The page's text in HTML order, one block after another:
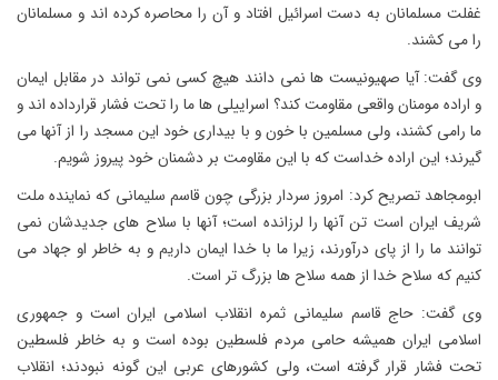
غفلت مسلمانان به دست اسرائیل افتاد و آن را محاصره کرده اند و مسلمانان
را می کشند.
وی گفت: آیا صهیونیست ها نمی دانند هیچ کسی نمی تواند در مقابل ایمان
و اراده مومنان واقعی مقاومت کند؟ اسراییلی ها ما را تحت فشار قرارداده اند و
ما رامی کشند، ولی مسلمین با خون و با بیداری خود این مسجد را از آنها می
گیرند؛ این اراده خداست که با این مقاومت بر دشمنان خود پیروز شویم.
ابومجاهد تصریح کرد: امروز سردار بزرگی چون قاسم سلیمانی که نماینده ملت
شریف ایران است تن آنها را لرزانده است؛ آنها با سلاح های جدیدشان نمی
توانند ما را از پای درآورند، زیرا ما با خدا ایمان داریم و به خاطر او جهاد می
کنیم که سلاح خدا از همه سلاح ها بزرگ تر است.
وی گفت: حاج قاسم سلیمانی ثمره انقلاب اسلامی ایران است و جمهوری
اسلامی ایران همیشه حامی مردم فلسطین بوده است و به خاطر فلسطین
تحت فشار قرار گرفته است، ولی کشورهای عربی این گونه نبودند؛ انقلاب